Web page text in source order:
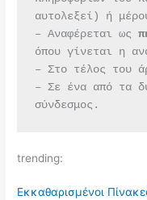
αυτολεξεί) ή
– Αναφέρεται ως
όπου γίνεται η
– Στο τέλος του
– Σε ένα από τα
σύνδεσμος.
trending:
Εκκαθαρισμένοι